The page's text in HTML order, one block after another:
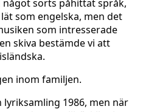
något sorts påhittat språk,
som engelska, men det
som intresserade
skiva bestämde vi att
inom familjen.
1986, men när